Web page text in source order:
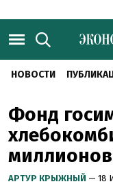
НОВОСТИ
Фонд
миллионов
АРТУР КРЫЖНЫЙ — 18